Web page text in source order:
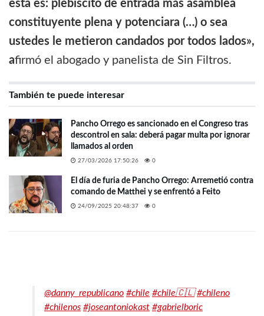
esta es: plebiscito de entrada más asamblea
constituyente plena y potenciara (…) o sea
ustedes le metieron candados por todos lados»,
afirmó el abogado y panelista de Sin Filtros.
También te puede interesar
Pancho Orrego es sancionado en el Congreso tras
descontrol en sala: deberá pagar multa por ignorar
llamados al orden
27/03/2026 17:50:26 0
El día de furia de Pancho Orrego: Arremetió contra
comando de Matthei y se enfrentó a Feito
24/09/2025 20:48:37 0
@danny_republicano #chile #chile🇨🇱 #chileno
#chilenos #joseantoniokast #gabrielboric